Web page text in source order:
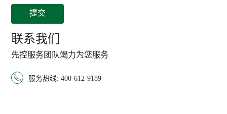
联系我们
先控服务团队竭力为您服务
 服务热线: 400-612-9189